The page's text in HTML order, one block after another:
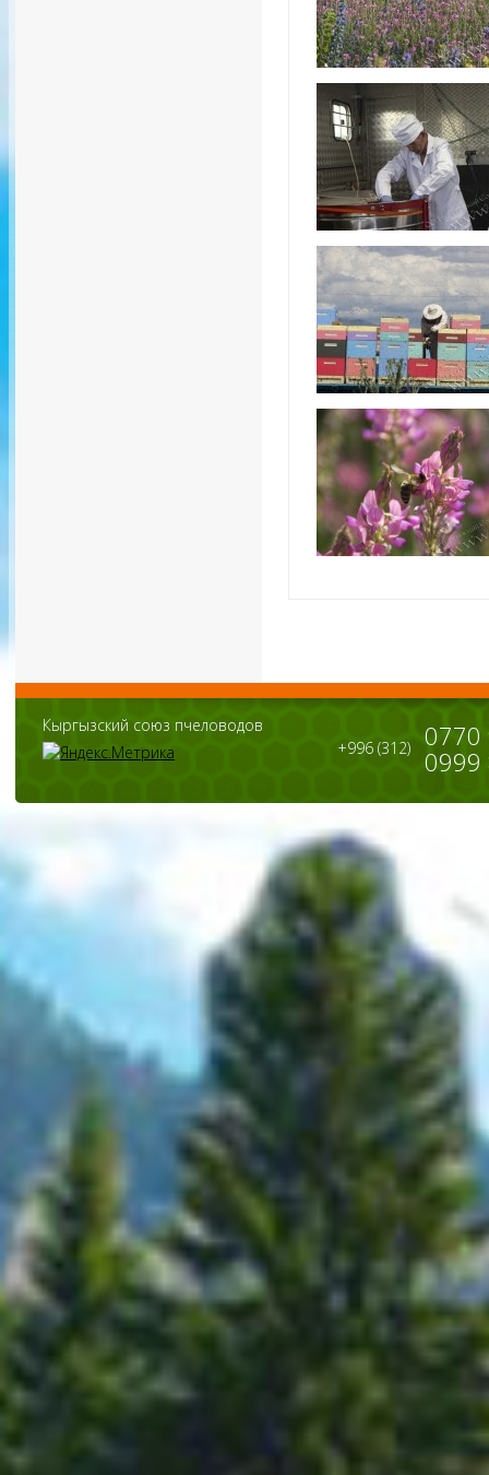
Кыргызский союз пчеловодов
+996 (312)